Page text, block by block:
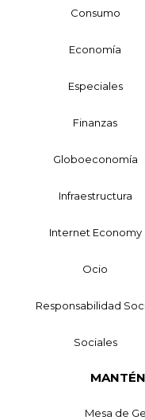
Consumo
Economía
Especiales
Finanzas
Globoeconomía
Infraestructura
Internet Economy
Ocio
Responsabilidad
Sociales
Mesa de